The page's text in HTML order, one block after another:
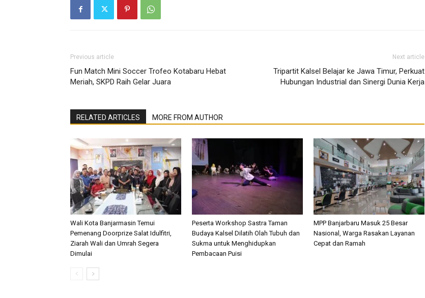
Previous article
Fun Match Mini Soccer Trofeo Kotabaru Hebat
Meriah, SKPD Raih Gelar Juara
Next article
Tripartit Kalsel Belajar ke Jawa Timur, Perkuat
Hubungan Industrial dan Sinergi Dunia Kerja
RELATED ARTICLES MORE FROM AUTHOR
Wali Kota Banjarmasin Temui
Pemenang Doorprize Salat Idulfitri,
Ziarah Wali dan Umrah Segera
Dimulai
Peserta Workshop Sastra Taman
Budaya Kalsel Dilatih Olah Tubuh dan
Sukma untuk Menghidupkan
Pembacaan Puisi
MPP Banjarbaru Masuk 25 Besar
Nasional, Warga Rasakan Layanan
Cepat dan Ramah